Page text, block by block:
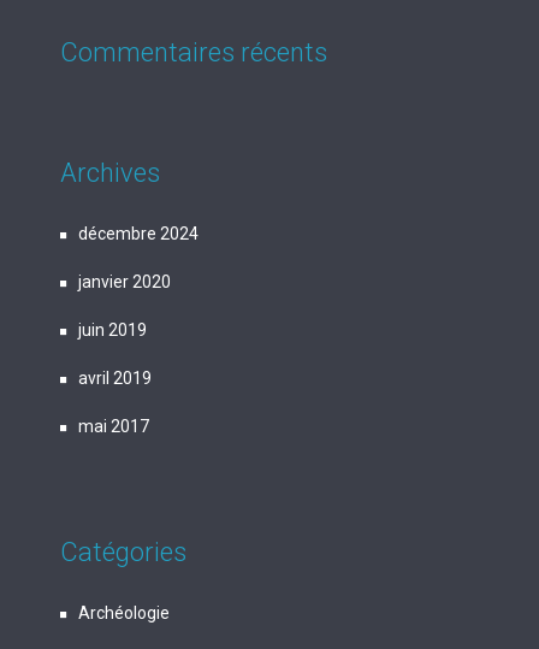
Commentaires récents
Archives
décembre 2024
janvier 2020
juin 2019
avril 2019
mai 2017
Catégories
Archéologie